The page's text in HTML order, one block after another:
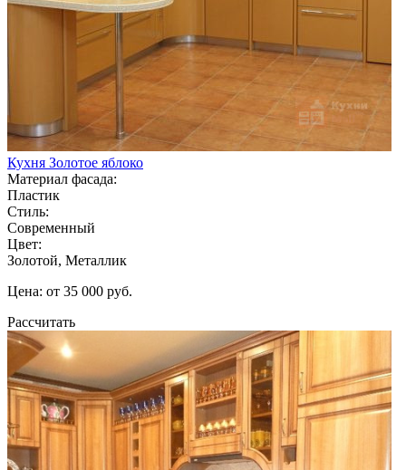
Кухня Золотое яблоко
Материал фасада:
Пластик
Стиль:
Современный
Цвет:
Золотой, Металлик
Цена: от 35 000 руб.
Рассчитать